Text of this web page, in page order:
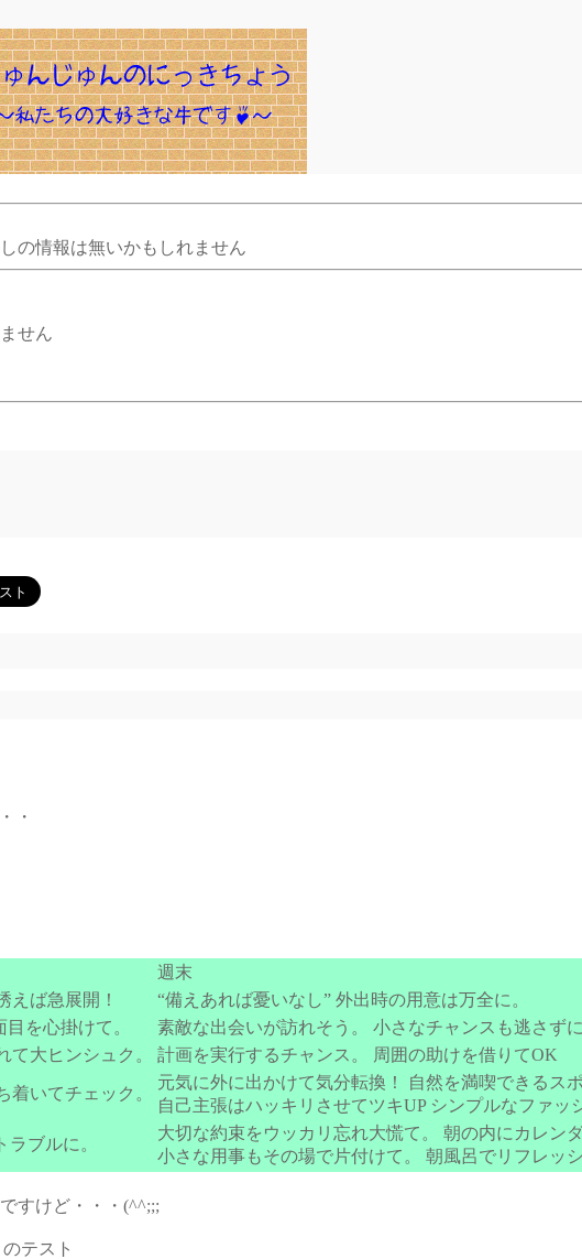
の情報は無いかもしれません
せん
・
週末
えば急展開！
“備えあれば憂いなし” 外出時の用意は万全に。
を心掛けて。
素敵な出会いが訪れそう。 小さなチャンスも逃さずに
大ヒンシュク。 計画を実行するチャンス。 周囲の助けを借りてOK
着いてチェック。
元気に外に出かけて気分転換！ 自然を満喫できるス
自己主張はハッキリさせてツキUP シンプルなファッ
ブルに。
大切な約束をウッカリ忘れ大慌て。 朝の内にカレン
小さな用事もその場で片付けて。 朝風呂でリフレッ
すけど・・・(^^;;;
テスト